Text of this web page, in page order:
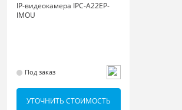
IP-видеокамера IPC-A22EP-
IMOU
Под заказ
УТОЧНИТЬ СТОИМОСТЬ